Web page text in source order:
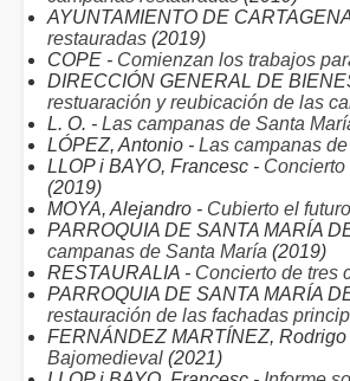
AYUNTAMIENTO DE
restauradas (2019)
COPE - Comienzan los trabajos
DIRECCIÓN GENERAL DE
restuaración y reubicación de las
L. O. - Las campanas de Santa
LÓPEZ, Antonio - Las campanas
LLOP i BAYO, Francesc -
(2019)
MOYA, Alejandro - Cubierto el
PARROQUIA DE SANTA MARÍA
campanas de Santa María (2019)
RESTAURALIA - Concierto de tres
PARROQUIA DE SANTA MARÍA
restauración de las fachadas
FERNÁNDEZ MARTÍNEZ, Rodrigo
Bajomedieval (2021)